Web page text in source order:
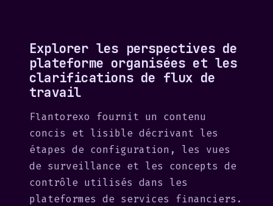
Explorer les perspectives de
plateforme organisées et les
clarifications de flux de
travail
Flantorexo fournit un contenu
concis et lisible décrivant les
étapes de configuration, les vues
de surveillance et les concepts de
contrôle utilisés dans les
plateformes de services financiers.